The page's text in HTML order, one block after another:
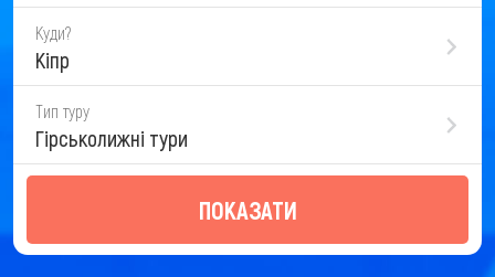
Куди?
Кіпр
Тип туру
Гірськолижні тури
ПОКАЗАТИ